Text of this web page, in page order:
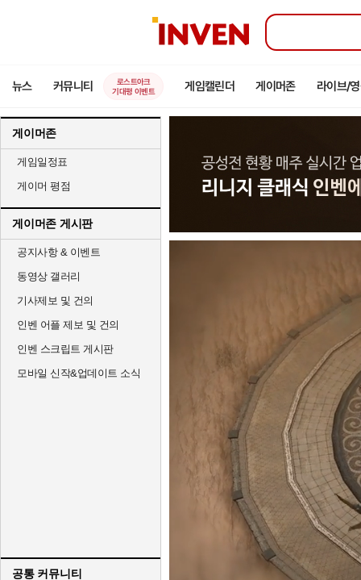
인
뉴스 커뮤니티
로스트아크
기대평 이벤트
게임캘린더 게이머존 라이브/
게이머존
게임일정표
게이머 평점
게이머존 게시판
공지사항 & 이벤트
동영상 갤러리
기사제보 및 건의
인벤 어플 제보 및 건의
인벤 스크립트 게시판
모바일 신작&업데이트 소식
공통 커뮤니티